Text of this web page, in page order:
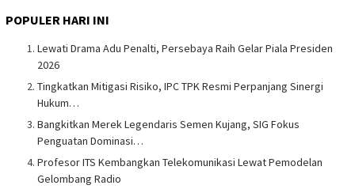
POPULER HARI INI
Lewati Drama Adu Penalti, Persebaya Raih Gelar Piala Presiden
2026
Tingkatkan Mitigasi Risiko, IPC TPK Resmi Perpanjang Sinergi
Hukum…
Bangkitkan Merek Legendaris Semen Kujang, SIG Fokus
Penguatan Dominasi…
Profesor ITS Kembangkan Telekomunikasi Lewat Pemodelan
Gelombang Radio